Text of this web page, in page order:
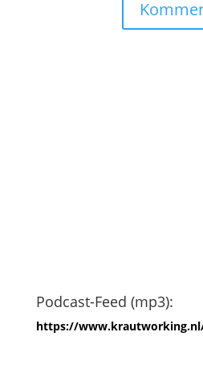
Podcast-Feed (mp3):
https://